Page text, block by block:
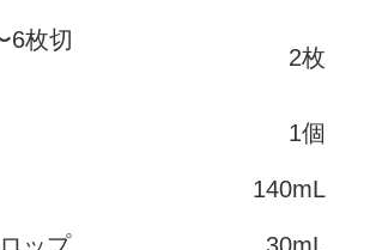
6枚切
2枚
1個
140mL
ップ 30mL